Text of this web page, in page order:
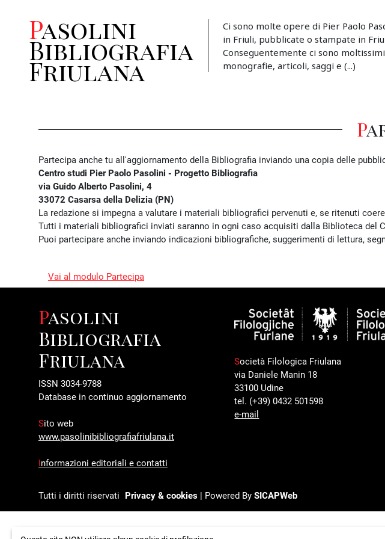
Pasolini
Bibliografia
Friulana
Ci sono molte opere di Pier Paolo
in Friuli, pubblicate o stampate in
Conseguentemente ci sono
monografie, articoli, saggi e (...)
Partecipa anche tu all'aggiornamento della Bibliografia inviando una copia delle
Centro studi Pier Paolo Pasolini - Progetto Bibliografia
via Guido Alberto Pasolini, 4
33072 Casarsa della Delizia (PN)
La redazione si impegna a valutare i materiali bibliografici pervenuti e, se ritenuti
Tutti i materiali bibliografici inviati saranno in ogni caso acquisiti dalla Biblioteca del
Puoi partecipare anche inviando indicazioni bibliografiche, suggerimenti di lettura,
Vai al modulo Partecipa
Pasolini
Bibliografia
Friulana
ISSN 3034-9788
Database in continuo aggiornamento
Sito web
www.pasolinibibliografiafriulana.it
Informazioni editoriali e contatti
Società Filologica Friulana
via Daniele Manin 18
33100 Udine
tel. (+39) 0432 501598
e-mail
Tutti i diritti riservati Privacy & cookies | Powered By SICAPWeb